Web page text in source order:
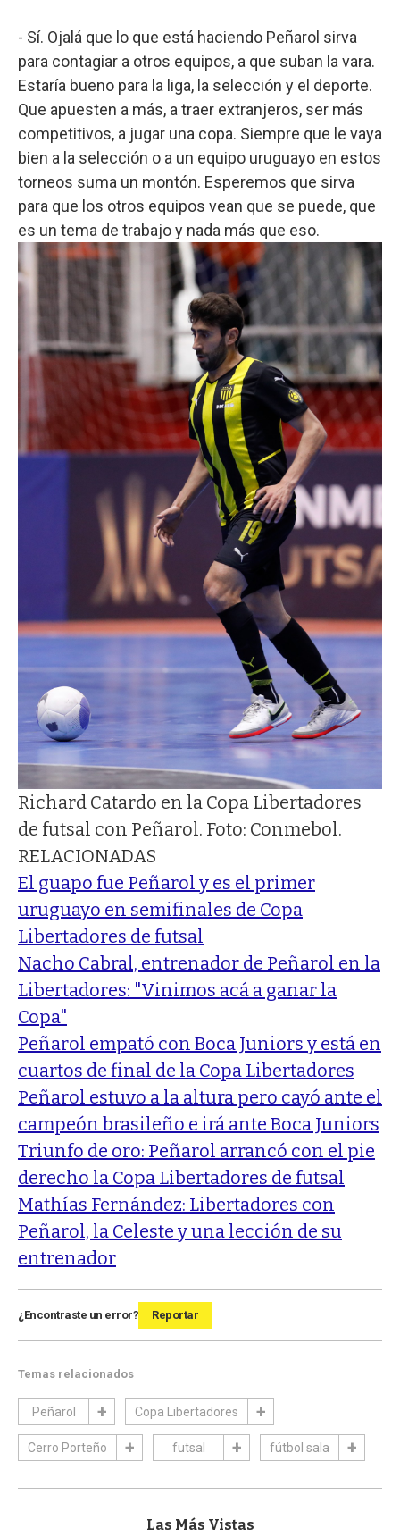
- Sí. Ojalá que lo que está haciendo Peñarol sirva
para contagiar a otros equipos, a que suban la vara.
Estaría bueno para la liga, la selección y el deporte.
Que apuesten a más, a traer extranjeros, ser más
competitivos, a jugar una copa. Siempre que le vaya
bien a la selección o a un equipo uruguayo en estos
torneos suma un montón. Esperemos que sirva
para que los otros equipos vean que se puede, que
es un tema de trabajo y nada más que eso.
Richard Catardo en la Copa Libertadores
de futsal con Peñarol. Foto: Conmebol.
RELACIONADAS
El guapo fue Peñarol y es el primer
uruguayo en semifinales de Copa
Libertadores de futsal
Nacho Cabral, entrenador de Peñarol en la
Libertadores: "Vinimos acá a ganar la
Copa"
Peñarol empató con Boca Juniors y está en
cuartos de final de la Copa Libertadores
Peñarol estuvo a la altura pero cayó ante el
campeón brasileño e irá ante Boca Juniors
Triunfo de oro: Peñarol arrancó con el pie
derecho la Copa Libertadores de futsal
Mathías Fernández: Libertadores con
Peñarol, la Celeste y una lección de su
entrenador
¿Encontraste un error? Reportar
Temas relacionados
Peñarol Copa Libertadores
Cerro Porteño futsal fútbol sala
Las Más Vistas